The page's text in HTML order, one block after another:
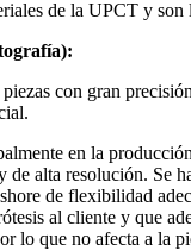
de la UPCT y son
con gran
en la
de alta resolución. Se
de flexibilidad
al cliente y que
lo que no afecta a la